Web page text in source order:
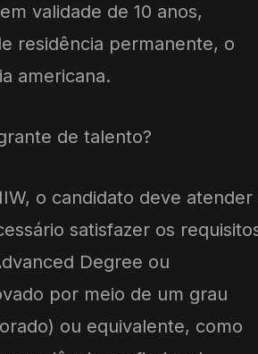
validade de 10 anos,
residência permanente, o
americana.
de talento?
o candidato deve atender
satisfazer os
Degree ou
por meio de um grau
ou equivalente, como